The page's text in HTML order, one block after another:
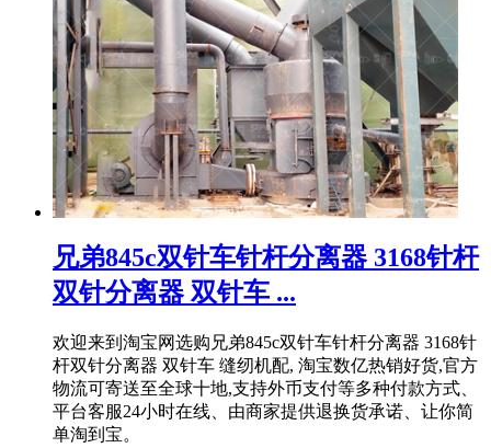
兄弟845c双针车针杆分离器 3168针杆
双针分离器 双针车 ...
欢迎来到淘宝网选购兄弟845c双针车针杆分离器 3168针
杆双针分离器 双针车 缝纫机配, 淘宝数亿热销好货,官方
物流可寄送至全球十地,支持外币支付等多种付款方式、
平台客服24小时在线、由商家提供退换货承诺、让你简
单淘到宝。